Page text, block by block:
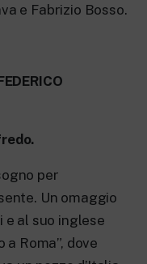
e Fabrizio Bosso.
per
Un omaggio
e al suo inglese
Roma”, dove